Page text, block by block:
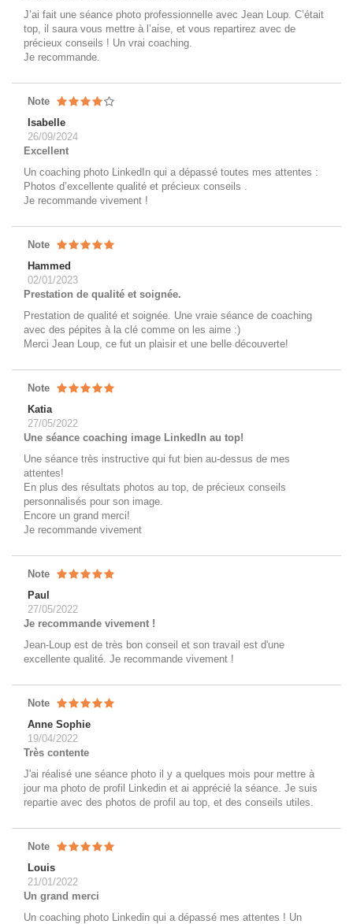
J’ai fait une séance photo professionnelle avec Jean Loup. C’était
top, il saura vous mettre à l’aise, et vous repartirez avec de
précieux conseils ! Un vrai coaching.
Je recommande.
Note
Isabelle
26/09/2024
Excellent
Un coaching photo LinkedIn qui a dépassé toutes mes attentes :
Photos d’excellente qualité et précieux conseils .
Je recommande vivement !
Note
Hammed
02/01/2023
Prestation de qualité et soignée.
Prestation de qualité et soignée. Une vraie séance de coaching
avec des pépites à la clé comme on les aime :)
Merci Jean Loup, ce fut un plaisir et une belle découverte!
Note
Katia
27/05/2022
Une séance coaching image LinkedIn au top!
Une séance très instructive qui fut bien au-dessus de mes
attentes!
En plus des résultats photos au top, de précieux conseils
personnalisés pour son image.
Encore un grand merci!
Je recommande vivement
Note
Paul
27/05/2022
Je recommande vivement !
Jean-Loup est de très bon conseil et son travail est d'une
excellente qualité. Je recommande vivement !
Note
Anne Sophie
19/04/2022
Très contente
J'ai réalisé une séance photo il y a quelques mois pour mettre à
jour ma photo de profil Linkedin et ai apprécié la séance. Je suis
repartie avec des photos de profil au top, et des conseils utiles.
Note
Louis
21/01/2022
Un grand merci
Un coaching photo Linkedin qui a dépassé mes attentes ! Un